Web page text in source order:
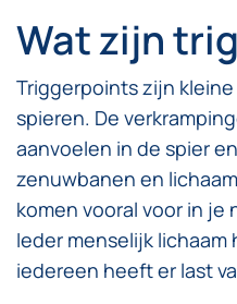
Wat zijn
Triggerpoints zijn
spieren. De
aanvoelen in de spier
zenuwbanen en
komen vooral voor in je
Ieder menselijk
iedereen heeft er last